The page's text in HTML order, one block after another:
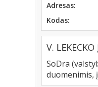
Adresas:
Kodas:
V.
SoDra
duomenimis,